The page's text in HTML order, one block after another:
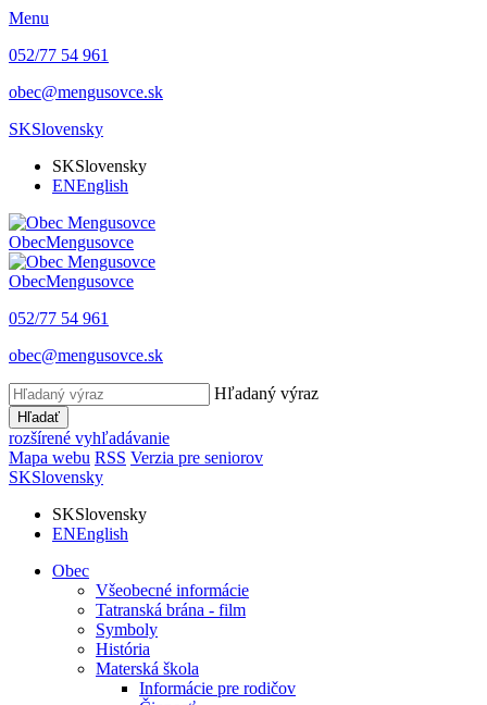
Menu
052/77 54 961
obec@mengusovce.sk
SKSlovensky
SKSlovensky
ENEnglish
ObecMengusovce
ObecMengusovce
052/77 54 961
obec@mengusovce.sk
Hľadaný výraz
Hľadať
rozšírené vyhľadávanie
Mapa webu RSS Verzia pre seniorov
SKSlovensky
SKSlovensky
ENEnglish
Obec
Všeobecné informácie
Tatranská brána - film
Symboly
História
Materská škola
Informácie pre rodičov